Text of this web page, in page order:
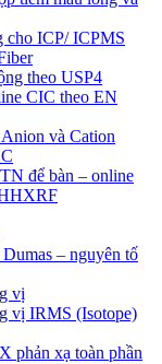
cho ICP/ ICPMS
theo USP4
CIC theo EN
và Cation
để bàn – online
– nguyên tố
vị
vị IRMS (Isotope)
phản xạ toàn phần